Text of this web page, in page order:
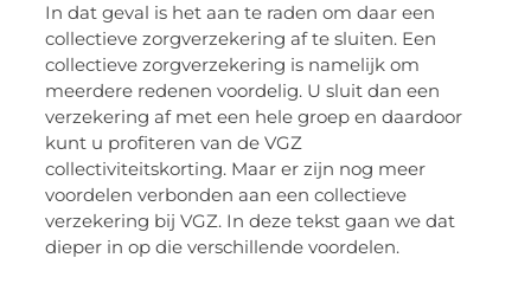
In dat geval is het aan te raden om daar een
collectieve zorgverzekering af te sluiten. Een
collectieve zorgverzekering is namelijk om
meerdere redenen voordelig. U sluit dan een
verzekering af met een hele groep en daardoor
kunt u profiteren van de VGZ
collectiviteitskorting. Maar er zijn nog meer
voordelen verbonden aan een collectieve
verzekering bij VGZ. In deze tekst gaan we dat
dieper in op die verschillende voordelen.